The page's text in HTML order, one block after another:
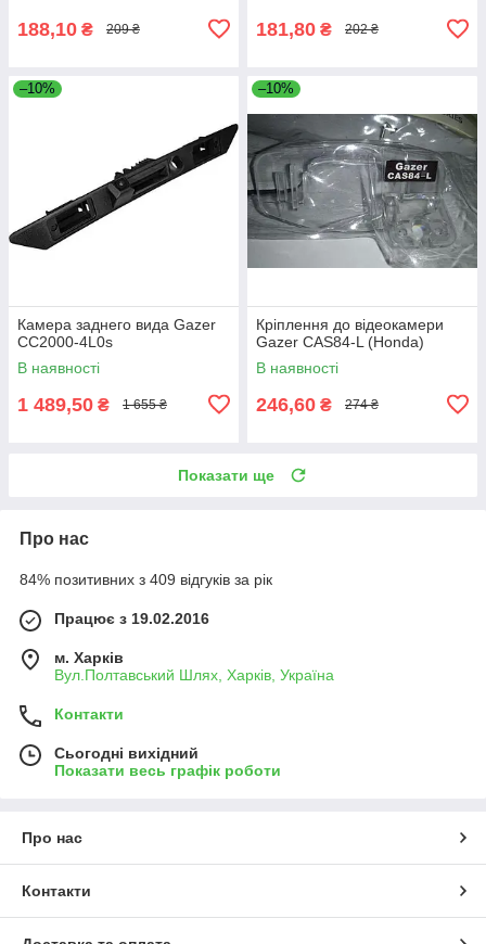
188,10 ₴ 209 ₴ 181,80 ₴ 202 ₴
–10%
Камера заднего вида Gazer
CC2000-4L0s
В наявності
1 489,50 ₴ 1 655 ₴
–10%
Кріплення до відеокамери
Gazer CAS84-L (Honda)
В наявності
246,60 ₴ 274 ₴
Показати ще
Про нас
84% позитивних з 409 відгуків за рік
Працює з 19.02.2016
м. Харків
Вул.Полтавський Шлях, Харків, Україна
Контакти
Сьогодні вихідний
Показати весь графік роботи
Про нас
Контакти